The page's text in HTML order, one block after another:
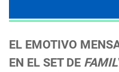
EL EMOTIVO
EN EL SET DE